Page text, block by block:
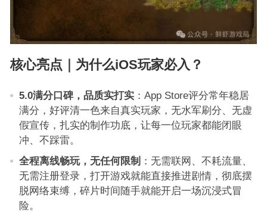
核心亮点｜为什么iOS玩家必入？
5.0满分口碑，品质实打实：App Store评分常年稳居
满分，好评清一色来自真实玩家，无水军刷分、无虚
假宣传，扎实的制作功底，让每一位玩家都能闭眼
冲、不踩雷。
全程离线畅玩，无任何限制
：无需联网、不耗流量、
无需注册登录，打开游戏就能直接推进剧情，彻底摆
脱网络束缚，碎片时间随手就能开启一场沉浸式冒
险。